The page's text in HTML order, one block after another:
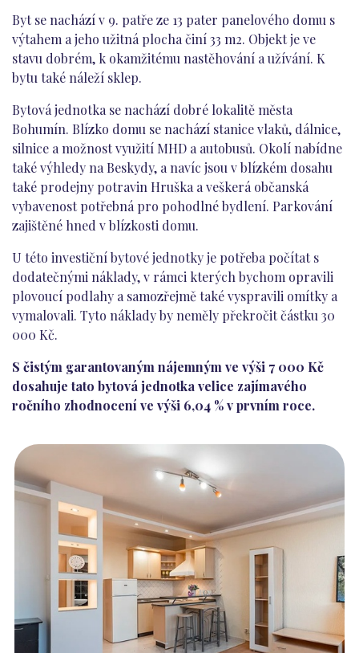
Byt se nachází v 9. patře ze 13 pater panelového domu s
výtahem a jeho užitná plocha činí 33 m2. Objekt je ve
stavu dobrém, k okamžitému nastěhování a užívání. K
bytu také náleží sklep.
Bytová jednotka se nachází dobré lokalitě města
Bohumín. Blízko domu se nachází stanice vlaků, dálnice,
silnice a možnost využití MHD a autobusů. Okolí nabídne
také výhledy na Beskydy, a navíc jsou v blízkém dosahu
také prodejny potravin Hruška a veškerá občanská
vybavenost potřebná pro pohodlné bydlení. Parkování
zajištěné hned v blízkosti domu.
U této investiční bytové jednotky je potřeba počítat s
dodatečnými náklady, v rámci kterých bychom opravili
plovoucí podlahy a samozřejmě také vyspravili omítky a
vymalovali. Tyto náklady by neměly překročit částku 30
000 Kč.
S čistým garantovaným nájemným ve výši 7 000 Kč
dosahuje tato bytová jednotka velice zajímavého
ročního zhodnocení ve výši 6,04 % v prvním roce.